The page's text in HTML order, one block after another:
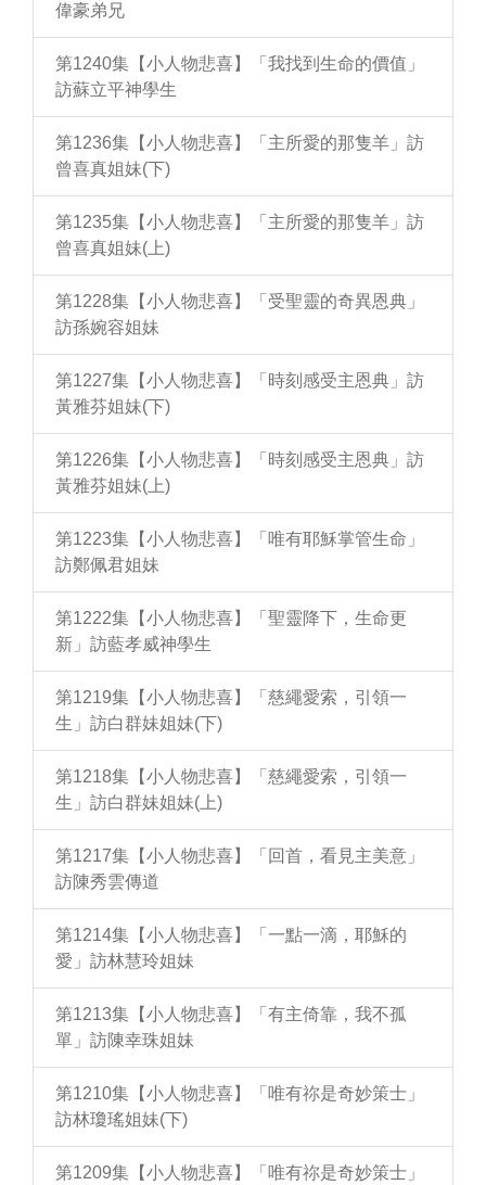
偉豪弟兄
第1240集【小人物悲喜】「我找到生命的價值」
訪蘇立平神學生
第1236集【小人物悲喜】「主所愛的那隻羊」訪
曾喜真姐妹(下)
第1235集【小人物悲喜】「主所愛的那隻羊」訪
曾喜真姐妹(上)
第1228集【小人物悲喜】「受聖靈的奇異恩典」
訪孫婉容姐妹
第1227集【小人物悲喜】「時刻感受主恩典」訪
黃雅芬姐妹(下)
第1226集【小人物悲喜】「時刻感受主恩典」訪
黃雅芬姐妹(上)
第1223集【小人物悲喜】「唯有耶穌掌管生命」
訪鄭佩君姐妹
第1222集【小人物悲喜】「聖靈降下，生命更
新」訪藍孝威神學生
第1219集【小人物悲喜】「慈繩愛索，引領一
生」訪白群妹姐妹(下)
第1218集【小人物悲喜】「慈繩愛索，引領一
生」訪白群妹姐妹(上)
第1217集【小人物悲喜】「回首，看見主美意」
訪陳秀雲傳道
第1214集【小人物悲喜】「一點一滴，耶穌的
愛」訪林慧玲姐妹
第1213集【小人物悲喜】「有主倚靠，我不孤
單」訪陳幸珠姐妹
第1210集【小人物悲喜】「唯有祢是奇妙策士」
訪林瓊瑤姐妹(下)
第1209集【小人物悲喜】「唯有祢是奇妙策士」